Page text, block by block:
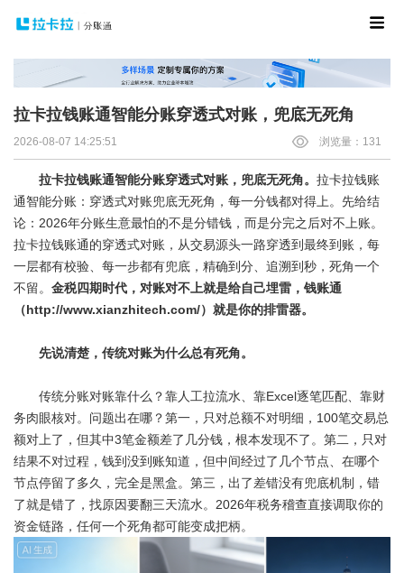
拉卡拉钱账通智能分账穿透式对账，兜底无死角
浏览量：131
2026-08-07 14:25:51
拉卡拉钱账通智能分账穿透式对账，兜底无死角。 拉卡拉钱账
通智能分账：穿透式对账兜底无死角，每一分钱都对得上。先给结
论：2026年分账生意最怕的不是分错钱，而是分完之后对不上账。
拉卡拉钱账通的穿透式对账，从交易源头一路穿透到最终到账，每
一层都有校验、每一步都有兜底，精确到分、追溯到秒，死角一个
不留。 金税四期时代，对账对不上就是给自己埋雷， 钱账通
（http://www.xianzhitech.com/）就是你的排雷器。
先说清楚，传统对账为什么总有死角。
传统分账对账靠什么？靠人工拉流水、靠Excel逐笔匹配、靠财
务肉眼核对。问题出在哪？第一，只对总额不对明细，100笔交易总
额对上了，但其中3笔金额差了几分钱，根本发现不了。第二，只对
结果不对过程，钱到没到账知道，但中间经过了几个节点、在哪个
节点停留了多久，完全是黑盒。第三，出了差错没有兜底机制，错
了就是错了，找原因要翻三天流水。2026年税务稽查直接调取你的
资金链路，任何一个死角都可能变成把柄。